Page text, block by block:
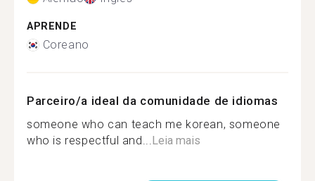
APRENDE
Coreano
Parceiro/a ideal da comunidade de idiomas
someone who can teach me korean, someone
who is respectful and...Leia mais